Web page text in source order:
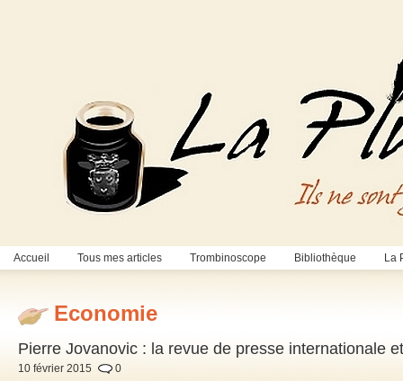
Accueil Tous mes articles Trombinoscope Bibliothèque La
Economie
Pierre Jovanovic : la revue de presse internationale
10 février 2015 0